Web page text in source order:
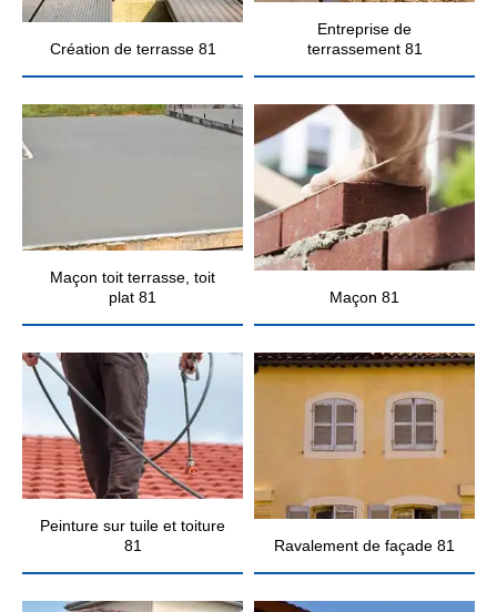
Création de terrasse 81
Entreprise de
terrassement 81
Maçon toit terrasse, toit
plat 81
Maçon 81
Peinture sur tuile et toiture
81
Ravalement de façade 81